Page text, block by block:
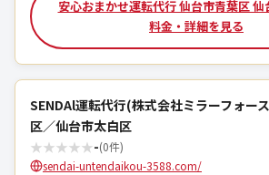
安心おまかせ運転代行 仙台市青葉区 仙
料金・詳細を見る
SENDAl運転代行(株式会社ミラーフォー
区／仙台市太白区
★★★★★-(0件)
sendai-untendaikou-3588.com/